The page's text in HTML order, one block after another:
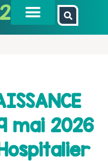
mai 2026